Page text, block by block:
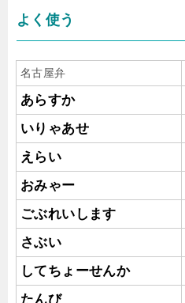
よく使う
名古屋弁
あらすか
いりゃあせ
えらい
おみゃー
ごぶれいします
さぶい
してちょーせんか
たんび